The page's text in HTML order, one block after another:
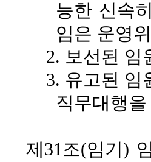
능한 신속
임은 운영
2. 보선된 임
3. 유고된 임
직무대행
제31조(임기)